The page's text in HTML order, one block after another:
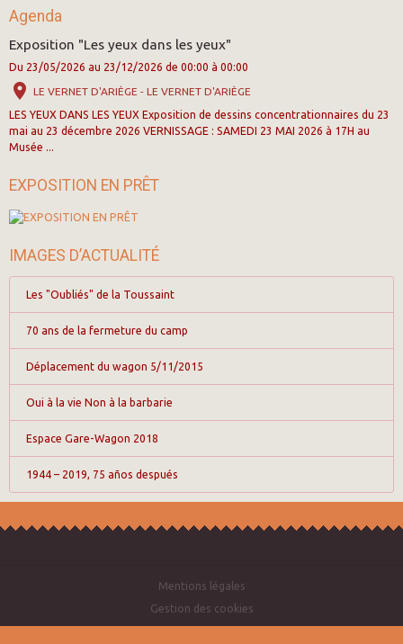
Agenda
Exposition "Les yeux dans les yeux"
Du 23/05/2026 au 23/12/2026 de 00:00 à 00:00
LE VERNET D'ARIÈGE - LE VERNET D'ARIÈGE
LES YEUX DANS LES YEUX Exposition de dessins concentrationnaires du 23
mai au 23 décembre 2026 VERNISSAGE : SAMEDI 23 MAI 2026 à 17H au
Musée ...
EXPOSITION EN PRÊT
IMAGES D’ACTUALITÉ
Les "Oubliés" de la Toussaint
70 ans de la fermeture du camp
Déplacement du wagon 5/11/2015
Oui à la vie Non à la barbarie
Espace Gare-Wagon 2018
1944 – 2019, 75 años después
Mentions légales
Gestion des cookies